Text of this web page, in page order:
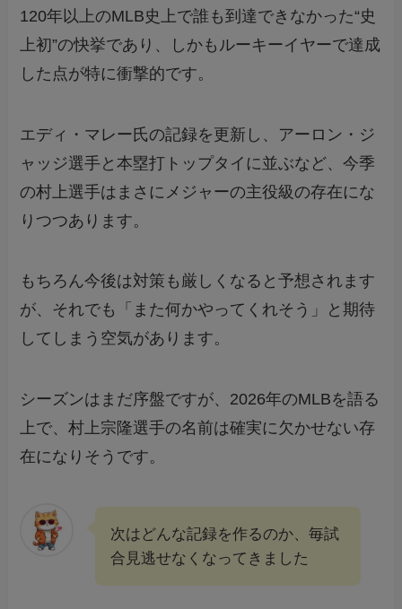
120年以上のMLB史上で誰も到達できなかった“史
上初”の快挙であり、しかもルーキーイヤーで達成
した点が特に衝撃的です。
エディ・マレー氏の記録を更新し、アーロン・ジ
ャッジ選手と本塁打トップタイに並ぶなど、今季
の村上選手はまさにメジャーの主役級の存在にな
りつつあります。
もちろん今後は対策も厳しくなると予想されます
が、それでも「また何かやってくれそう」と期待
してしまう空気があります。
シーズンはまだ序盤ですが、2026年のMLBを語る
上で、村上宗隆選手の名前は確実に欠かせない存
在になりそうです。
次はどんな記録を作るのか、毎試
合見逃せなくなってきました